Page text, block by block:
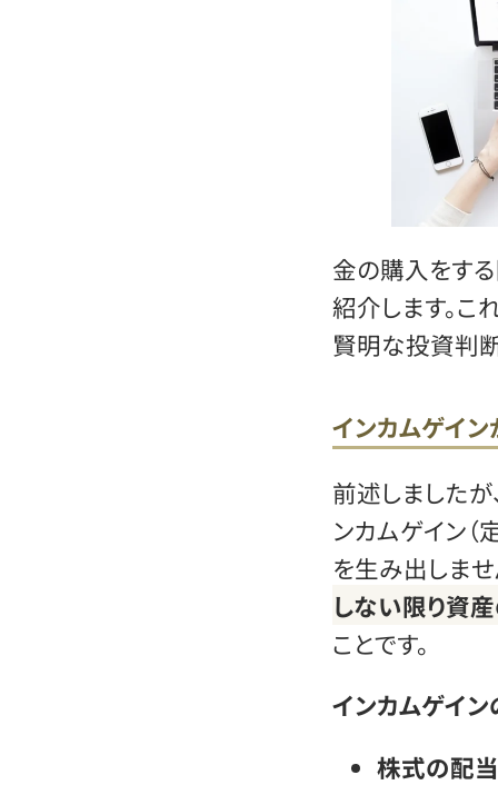
金の購入をす
紹介します。こ
賢明な投資判
インカムゲイ
前述しましたが
ンカムゲイン
を生み出しませ
しない限り資
ことです。
インカムゲイ
株式の配当